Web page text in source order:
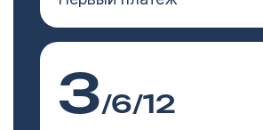
3/6/12